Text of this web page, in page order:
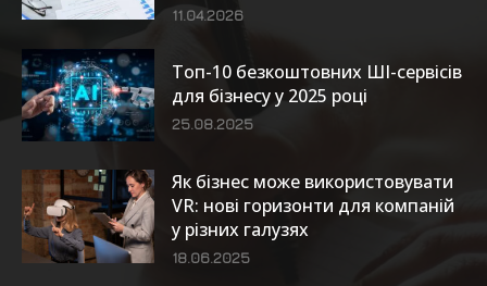
11.04.2026
Топ-10 безкоштовних ШІ-сервісів
для бізнесу у 2025 році
25.08.2025
Як бізнес може використовувати
VR: нові горизонти для компаній
у різних галузях
18.06.2025